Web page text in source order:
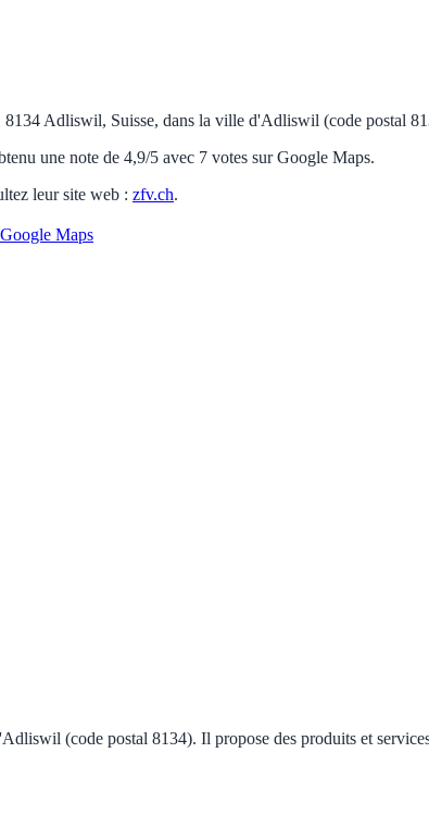
Adliswil, Suisse, dans la ville d'Adliswil (code postal
une note de 4,9/5 avec 7 votes sur Google Maps.
leur site web : zfv.ch.
Maps
(code postal 8134). Il propose des produits et